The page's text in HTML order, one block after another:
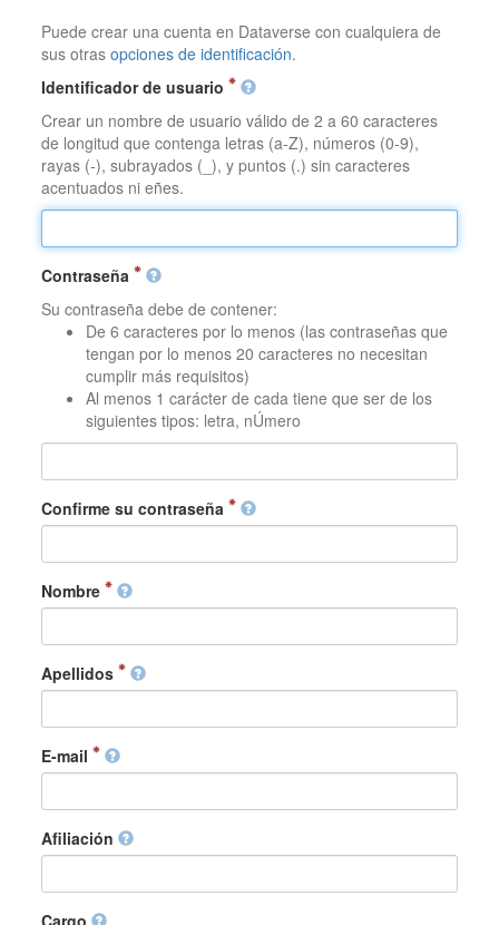
Puede crear una cuenta en Dataverse con cualquiera de
sus otrasopciones de identificación.
Identificador de usuario
Crear un nombre de usuario válido de 2 a 60 caracteres
de longitud que contenga letras (a-Z), números (0-9),
rayas (-), subrayados (_), y puntos (.) sin caracteres
acentuados ni eñes.
Contraseña
Su contraseña debe de contener:
De 6 caracteres por lo menos (las contraseñas que
tengan por lo menos 20 caracteres no necesitan
cumplir más requisitos)
Al menos 1 carácter de cada tiene que ser de los
siguientes tipos: letra, nÚmero
Confirme su contraseña
Nombre
Apellidos
E-mail
Afiliación
Cargo